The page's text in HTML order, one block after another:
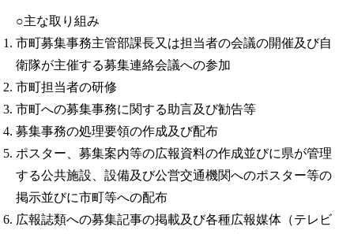
○主な取り組み
市町募集事務主管部課長又は担当者の会議の開催及び自
衛隊が主催する募集連絡会議への参加
市町担当者の研修
市町への募集事務に関する助言及び勧告等
募集事務の処理要領の作成及び配布
ポスター、募集案内等の広報資料の作成並びに県が管理
する公共施設、設備及び公営交通機関へのポスター等の
掲示並びに市町等への配布
広報誌類への募集記事の掲載及び各種広報媒体（テレビ